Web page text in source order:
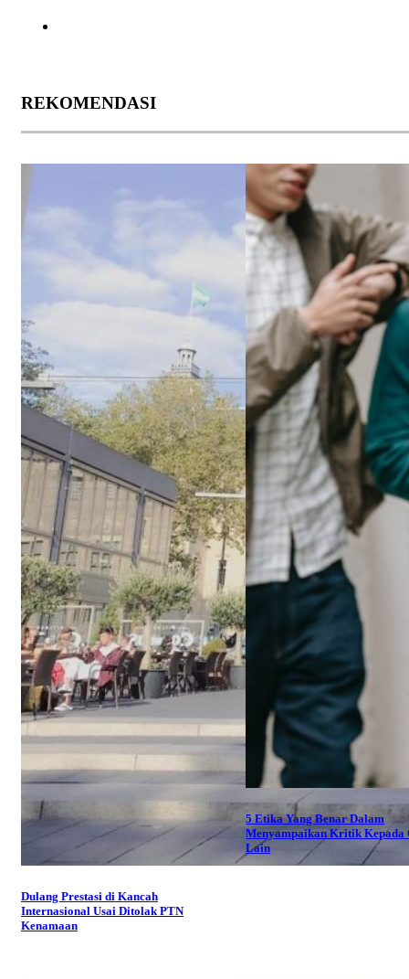
REKOMENDASI
Dulang Prestasi di Kancah
Internasional Usai Ditolak PTN
Kenamaan
5 Etika Yang Benar Dalam
Menyampaikan Kritik Kepada
Lain